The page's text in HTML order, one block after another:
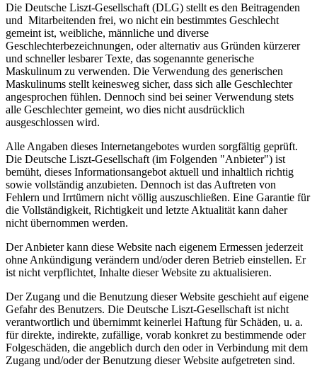
Die Deutsche Liszt-Gesellschaft (DLG) stellt es den Beitragenden
und Mitarbeitenden frei, wo nicht ein bestimmtes Geschlecht
gemeint ist, weibliche, männliche und diverse
Geschlechterbezeichnungen, oder alternativ aus Gründen kürzerer
und schneller lesbarer Texte, das sogenannte generische
Maskulinum zu verwenden. Die Verwendung des generischen
Maskulinums stellt keinesweg sicher, dass sich alle Geschlechter
angesprochen fühlen. Dennoch sind bei seiner Verwendung stets
alle Geschlechter gemeint, wo dies nicht ausdrücklich
ausgeschlossen wird.
Alle Angaben dieses Internetangebotes wurden sorgfältig geprüft.
Die Deutsche Liszt-Gesellschaft (im Folgenden "Anbieter") ist
bemüht, dieses Informationsangebot aktuell und inhaltlich richtig
sowie vollständig anzubieten. Dennoch ist das Auftreten von
Fehlern und Irrtümern nicht völlig auszuschließen. Eine Garantie für
die Vollständigkeit, Richtigkeit und letzte Aktualität kann daher
nicht übernommen werden.
Der Anbieter kann diese Website nach eigenem Ermessen jederzeit
ohne Ankündigung verändern und/oder deren Betrieb einstellen. Er
ist nicht verpflichtet, Inhalte dieser Website zu aktualisieren.
Der Zugang und die Benutzung dieser Website geschieht auf eigene
Gefahr des Benutzers. Die Deutsche Liszt-Gesellschaft ist nicht
verantwortlich und übernimmt keinerlei Haftung für Schäden, u. a.
für direkte, indirekte, zufällige, vorab konkret zu bestimmende oder
Folgeschäden, die angeblich durch den oder in Verbindung mit dem
Zugang und/oder der Benutzung dieser Website aufgetreten sind.